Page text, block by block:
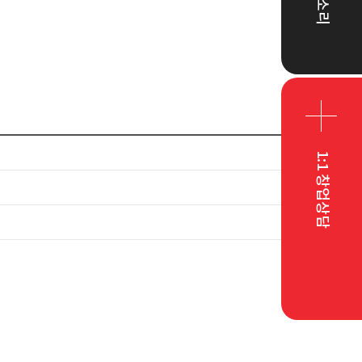
1:1 창업상담